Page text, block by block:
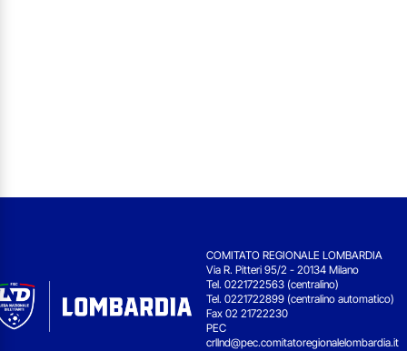
COMITATO REGIONALE LOMBARDIA
Via R. Pitteri 95/2 - 20134 Milano
Tel. 0221722563 (centralino)
Tel. 0221722899 (centralino automatico)
Fax 02 21722230
PEC
crllnd@pec.comitatoregionalelombardia.it